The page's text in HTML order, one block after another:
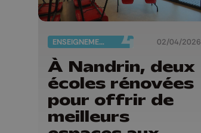
ENSEIGNEMENT 02/04/2026
À Nandrin, deux
écoles rénovées
pour offrir de
meilleurs